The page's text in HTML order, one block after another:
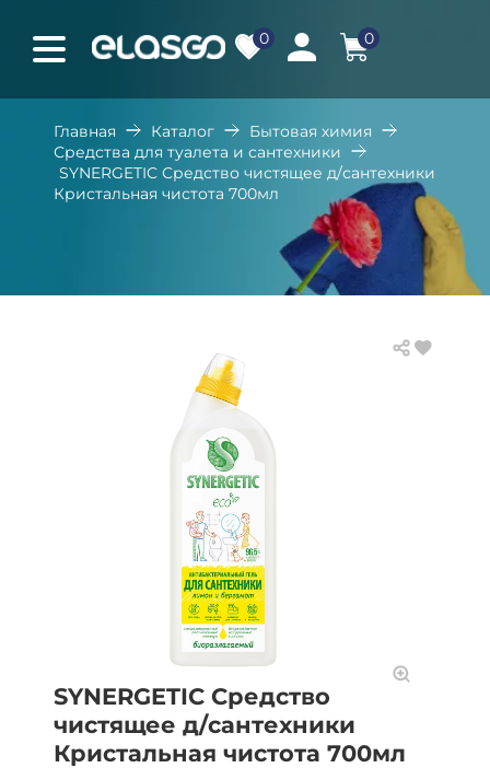
0 0
Главная Каталог
Бытовая химия
Средства для туалета и сантехники
SYNERGETIC Средство чистящее д/сантехники
Кристальная чистота 700мл
SYNERGETIC Средство
чистящее д/сантехники
Кристальная чистота 700мл